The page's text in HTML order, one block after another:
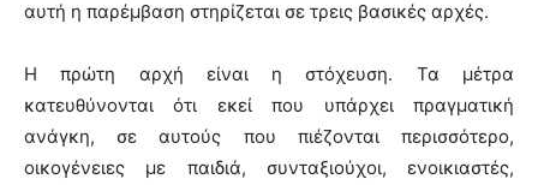
αυτή η παρέμβαση στηρίζεται σε τρεις βασικές αρχές.
Η πρώτη αρχή είναι η στόχευση. Τα μέτρα
κατευθύνονται ότι εκεί που υπάρχει πραγματική
ανάγκη, σε αυτούς που πιέζονται περισσότερο,
οικογένειες με παιδιά, συνταξιούχοι, ενοικιαστές,